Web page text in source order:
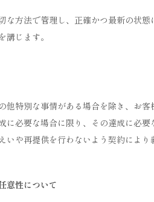
な方法で管理し、正確かつ最新の状
じます。
他特別な事情がある場合を除き、お
に必要な場合に限り、その達成に必
いや再提供を行わないよう契約により
意性について